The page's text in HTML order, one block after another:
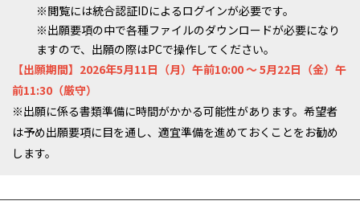
※閲覧には統合認証IDによるログインが必要です。
※出願要項の中で各種ファイルのダウンロードが必要になり
ますので、出願の際はPCで操作してください。
【出願期間】2026年5月11日（月）午前10:00 ～ 5月22日（金）午
前11:30（厳守）
※出願に係る書類準備に時間がかかる可能性があります。希望者
は予め出願要項に目を通し、適宜準備を進めておくことをお勧め
します。